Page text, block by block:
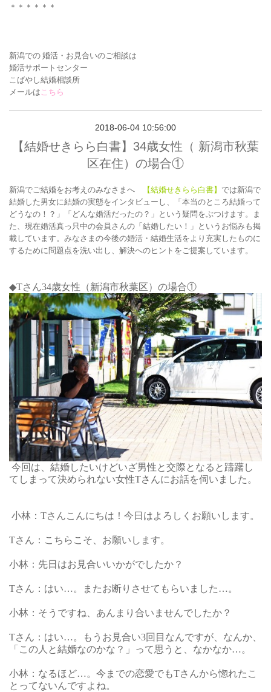
＊＊＊＊＊＊
新潟での 婚活・お見合いの ご相談は
婚活サポートセンター
こばやし結婚相談所
メールは こちら
2018-06-04 10:56:00
【結婚せきらら白書】34歳女性（ 新潟市秋葉
区在住）の場合①
新潟でご結婚をお考えのみなさまへ 【結婚せきらら白書】 では新潟で
結婚した男女に結婚の実態をインタビューし、「本当のところ結婚って
どうなの！？」「どんな婚活だったの？」という疑問をぶつけます。ま
た、現在婚活真っ只中の会員さんの「結婚したい！」というお悩みも掲
載しています。みなさまの今後の婚活・結婚生活をより充実したものに
するために問題点を洗い出し、解決へのヒントをご提案しています。
◆Tさん34歳女性（新潟市秋葉区）の場合①
今回は、結婚したいけどいざ男性と交際となると躊躇し
てしまって決められない女性Tさんにお話を伺いました。
小林：Tさんこんにちは！今日はよろしくお願いします。
Tさん：こちらこそ、お願いします。
小林：先日はお見合いいかがでしたか？
Tさん：はい…。またお断りさせてもらいました…。
小林：そうですね、あんまり合いませんでしたか？
Tさん：はい…。もうお見合い3回目なんですが、なんか、
「この人と結婚なのかな？」って思うと、なかなか…。
小林：なるほど…。今までの恋愛でもTさんから惚れたこ
とってないんですよね。